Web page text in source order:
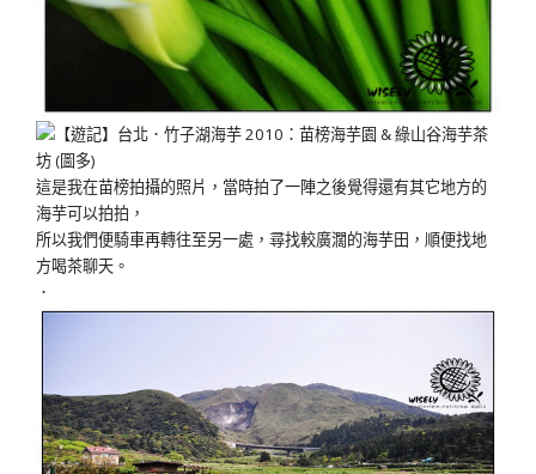
這是我在苗榜拍攝的照片，當時拍了一陣之後覺得還有其它地方的
海芋可以拍拍，
所以我們便騎車再轉往至另一處，尋找較廣濶的海芋田，順便找地
方喝茶聊天。
．